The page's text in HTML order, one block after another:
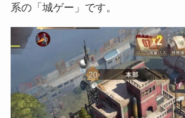
系の「城ゲー」です。